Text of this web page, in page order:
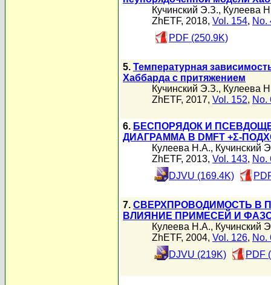
Кучинский Э.З., Кулеева
ZhETF, 2018, Vol. 154, No.
PDF (250.9K)
5. Температурная
Хаббарда с притяжением
Кучинский Э.З., Кулеева
ZhETF, 2017, Vol. 152, No.
6. БЕСПОРЯДОК И
ДИАГРАММА В DMFT +Σ-
Кулеева Н.А., Кучинский
ZhETF, 2013, Vol. 143, No.
DJVU (169.4K)
7. СВЕРХПРОВОДИМОСТЬ В
ВЛИЯНИЕ ПРИМЕСЕЙ И
Кулеева Н.А., Кучинский
ZhETF, 2004, Vol. 126, No.
DJVU (219K)
PDF